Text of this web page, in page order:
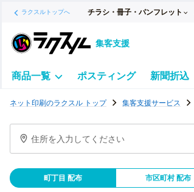
ラクスルトップへ チラシ・冊子・パンフレット
集客支援
商品一覧 ポスティング 新聞折込
テ
グ
ネット印刷のラクスル トップ 集客支援サービス
住所を入力してください
町丁目 配布 市区町村 配布